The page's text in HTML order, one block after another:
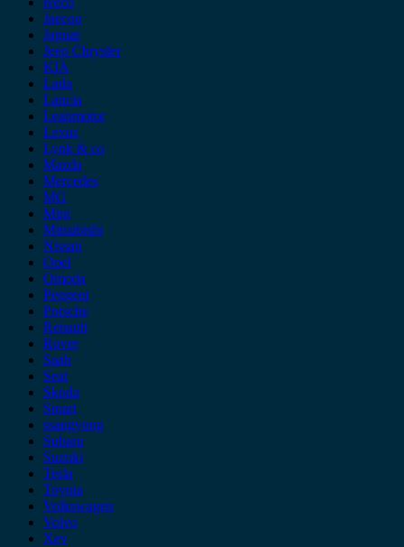
Jaecoo
Jaguar
Jeep Chrysler
KIA
Lada
Lancia
Leapmotor
Lexus
Lynk & co
Mazda
Mercedes
MG
Mini
Mitsubishi
Nissan
Opel
Omoda
Peugeot
Porsche
Renault
Rover
Saab
Seat
Skoda
Smart
ssangyong
Subaru
Suzuki
Tesla
Toyota
Volkswagen
Volvo
Xev